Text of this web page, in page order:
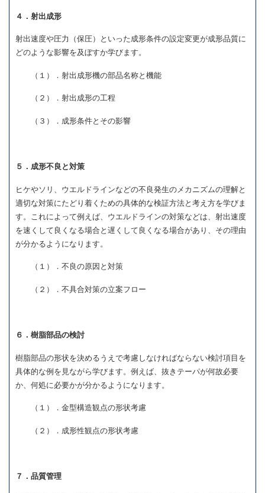
４．射出成形
射出速度や圧力（保圧）といった成形条件の設定変更が成形品質に
どのような影響を及ぼすか学びます。
（１）．射出成形機の部品名称と機能
（２）．射出成形の工程
（３）．成形条件とその影響
５．成形不良と対策
ヒケやソリ、ウエルドラインなどの不良発生のメカニズムの理解と
適切な対策にたどり着くための具体的な検証方法と考え方を学びま
す。これによって例えば、ウエルドラインの対策などは、射出速度
を速くして良くなる場合と遅くして良くなる場合があり、その理由
が分かるようになります。
（１）．不良の原因と対策
（２）．不具合対策の立案フロー
６．樹脂部品の検討
樹脂部品の形状を決めるうえで考慮しなければならない検討項目を
具体的な例を見ながら学びます。例えば、抜きテーパが何故必要
か、何処に必要かが分かるようになります。
（１）．金型構造観点の形状考慮
（２）．成形性観点の形状考慮
７．品質管理